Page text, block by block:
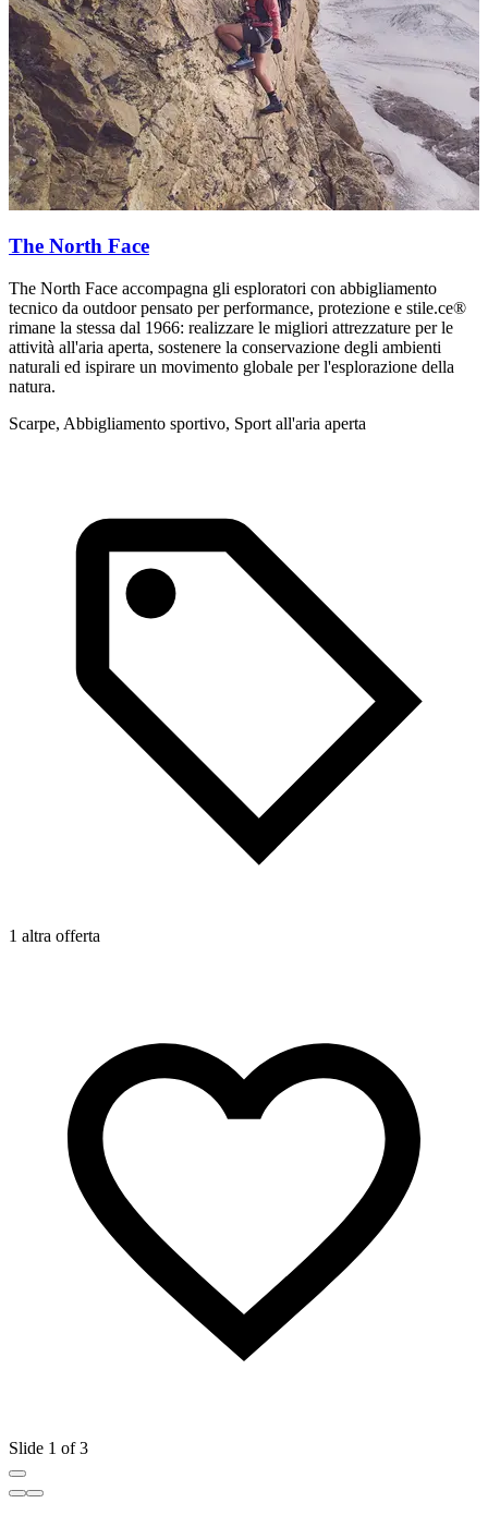
The North Face
The North Face accompagna gli esploratori con abbigliamento
tecnico da outdoor pensato per performance, protezione e stile.ce®
rimane la stessa dal 1966: realizzare le migliori attrezzature per le
attività all'aria aperta, sostenere la conservazione degli ambienti
naturali ed ispirare un movimento globale per l'esplorazione della
natura.
Scarpe, Abbigliamento sportivo, Sport all'aria aperta
1 altra offerta
Slide 1 of 3